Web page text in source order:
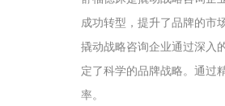
成功转型，提升了品牌的市
撬动战略咨询企业通过深入
定了科学的品牌战略。通过
率。